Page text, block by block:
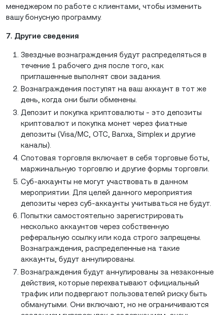
менеджером по работе с клиентами, чтобы изменить
вашу бонусную программу.
7. Другие сведения
Звездные вознаграждения будут распределяться в
течение 1 рабочего дня после того, как
приглашенные выполнят свои задания.
Вознаграждения поступят на ваш аккаунт в тот же
день, когда они были обменены.
Депозит и покупка криптовалюты - это депозиты
криптовалют и покупка монет через фиатные
депозиты (Visa/MC, OTC, Banxa, Simplex и другие
каналы).
Спотовая торговля включает в себя торговые боты,
маржинальную торговлю и другие формы торговли.
Суб-аккаунты не могут участвовать в данном
мероприятии. Для целей данного мероприятия
депозиты через суб-аккаунты учитываться не будут.
Попытки самостоятельно зарегистрировать
несколько аккаунтов через собственную
реферальную ссылку или кода строго запрещены.
Вознаграждения, распределенные на такие
аккаунты, будут аннулированы.
Вознаграждения будут аннулированы за незаконные
действия, которые перехватывают официальный
трафик или подвергают пользователей риску быть
обманутыми. Они включают, но не ограничиваются